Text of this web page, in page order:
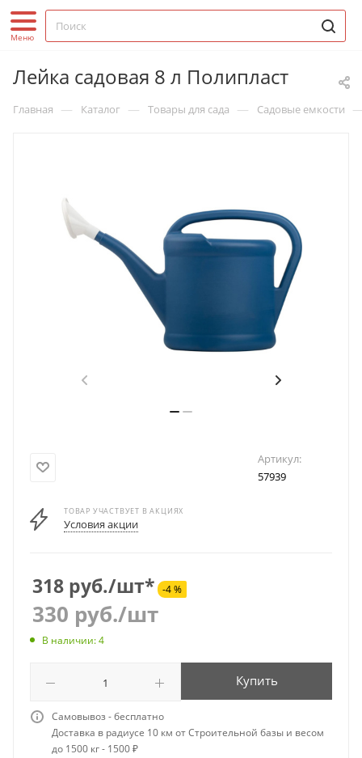
Лейка садовая 8 л Полипласт
Главная — Каталог — Товары для сада — Садовые емкости
Артикул:
57939
ТОВАР УЧАСТВУЕТ В АКЦИЯХ
Условия акции
318 руб./шт* -4 %
330 руб./шт
В наличии: 4
Купить
Самовывоз - бесплатно
Доставка в радиусе 10 км от Строительной базы и весом
до 1500 кг - 1500 ₽